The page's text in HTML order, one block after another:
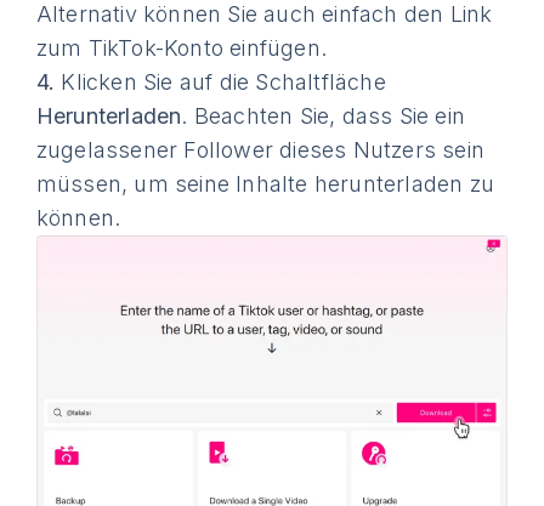
Alternativ können Sie auch einfach den Link
zum TikTok-Konto einfügen.
4. Klicken Sie auf die Schaltfläche
Herunterladen. Beachten Sie, dass Sie ein
zugelassener Follower dieses Nutzers sein
müssen, um seine Inhalte herunterladen zu
können.